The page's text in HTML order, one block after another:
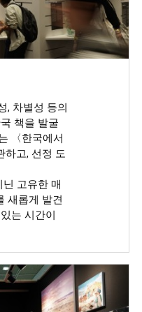
, 차별성 등의
책을 발굴
〈한국에서
하고, 선정 도
고유한 매
새롭게 발견
는 시간이